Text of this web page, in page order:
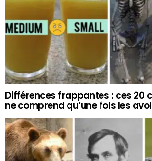
Différences frappantes : ces 20
ne comprend qu’une fois les